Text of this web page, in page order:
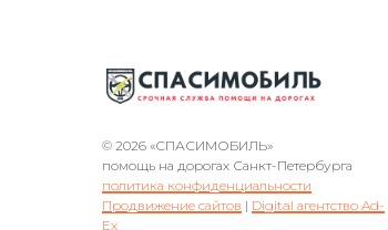
© 2026 «СПАСИМОБИЛЬ»
помощь на дорогах Санкт-Петербурга
политика конфиденциальности
Продвижение сайтов | Digital агентство Ad-
Ex